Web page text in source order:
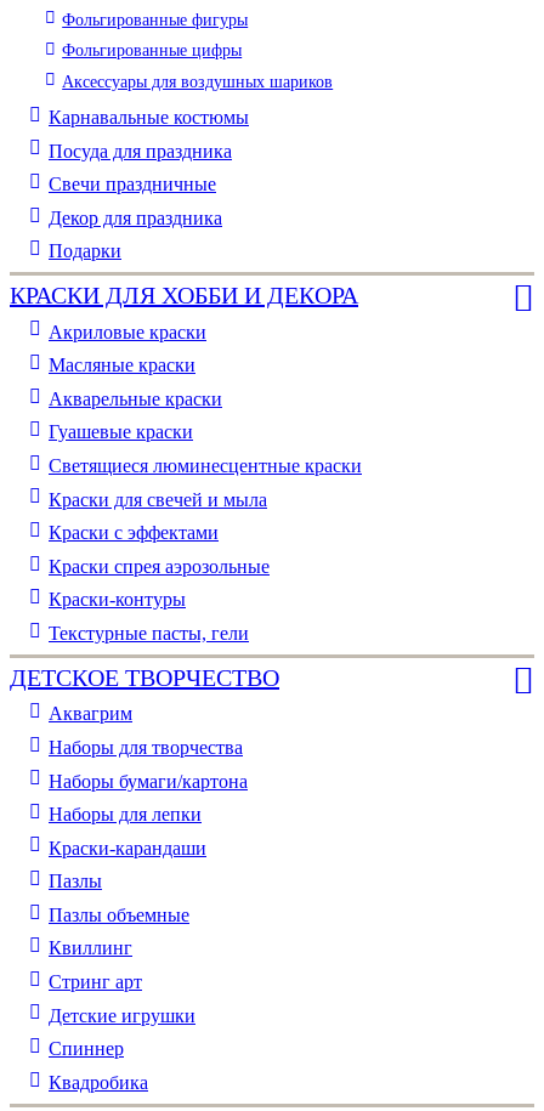
Фольгированные фигуры
Фольгированные цифры
Аксессуары для воздушных шариков
Карнавальные костюмы
Посуда для праздника
Свечи праздничные
Декор для праздника
Подарки
КРАСКИ ДЛЯ ХОББИ И ДЕКОРА
Акриловые краски
Масляные краски
Акварельные краски
Гуашевые краски
Светящиеся люминесцентные краски
Краски для свечей и мыла
Краски с эффектами
Краски спрея аэрозольные
Краски-контуры
Текстурные пасты, гели
ДЕТСКОЕ ТВОРЧЕСТВО
Аквагрим
Наборы для творчества
Наборы бумаги/картона
Наборы для лепки
Краски-карандаши
Пазлы
Пазлы объемные
Квиллинг
Стринг арт
Детские игрушки
Спиннер
Квадробика